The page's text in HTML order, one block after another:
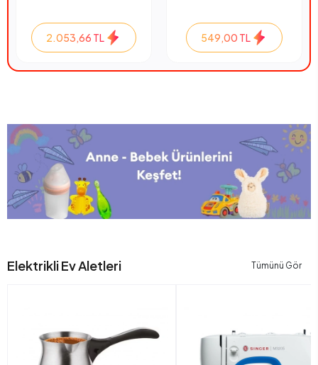
2.053,66 TL 549,00 TL
Elektrikli Ev Aletleri Tümünü Gör